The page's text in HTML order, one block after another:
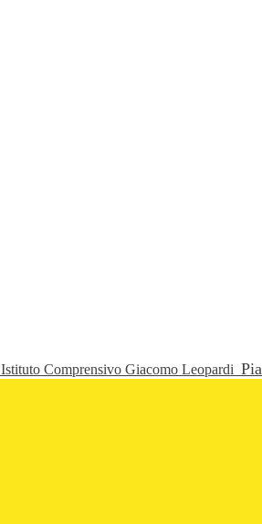
Istituto Comprensivo Giacomo Leopardi